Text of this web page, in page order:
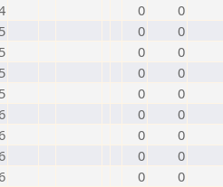
0
0
0
0
0
0
0
0
0
0
0
0
0
0
0
0
0 0